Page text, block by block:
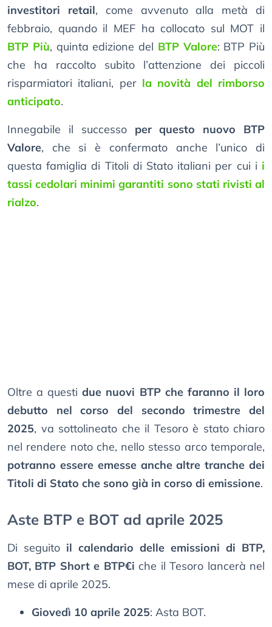
investitori retail, come avvenuto alla metà di
febbraio, quando il MEF ha collocato sul MOT il
BTP Più, quinta edizione del BTP Valore: BTP Più
che ha raccolto subito l’attenzione dei piccoli
risparmiatori italiani, per la novità del rimborso
anticipato.
Innegabile il successo per questo nuovo BTP
Valore, che si è confermato anche l’unico di
questa famiglia di Titoli di Stato italiani per cui i i
tassi cedolari minimi garantiti sono stati rivisti al
rialzo.
Oltre a questidue nuovi BTP che faranno il loro
debutto nel corso del secondo trimestre del
2025, va sottolineato che il Tesoro è stato chiaro
nel rendere noto che, nello stesso arco temporale,
potranno essere emesse anche altre tranche dei
Titoli di Stato che sono già in corso di emissione.
Aste BTP e BOT ad aprile 2025
Di seguito il calendario delle emissioni di BTP,
BOT, BTP Short e BTP€i che il Tesoro lancerà nel
mese di aprile 2025.
Giovedì 10 aprile 2025: Asta BOT.